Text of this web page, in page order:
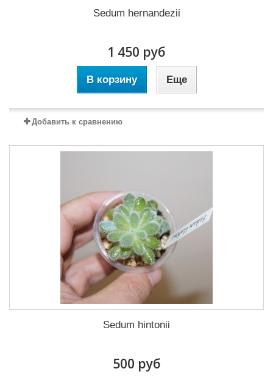
Sedum hernandezii
1 450 руб
В корзину Еще
Добавить к сравнению
Sedum hintonii
500 руб